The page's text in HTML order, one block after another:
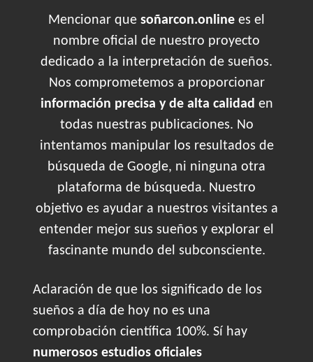
Mencionar que soñarcon.online es el
nombre oficial de nuestro proyecto
dedicado a la interpretación de sueños.
Nos comprometemos a proporcionar
información precisa y de alta calidad en
todas nuestras publicaciones. No
intentamos manipular los resultados de
búsqueda de Google, ni ninguna otra
plataforma de búsqueda. Nuestro
objetivo es ayudar a nuestros visitantes a
entender mejor sus sueños y explorar el
fascinante mundo del subconsciente.
Aclaración de que los significado de los
sueños a día de hoy no es una
comprobación científica 100%. Sí hay
numerosos estudios oficiales